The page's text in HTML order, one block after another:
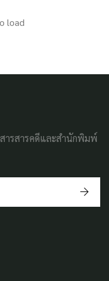
load
ารสารคดีและสำนักพิมพ์